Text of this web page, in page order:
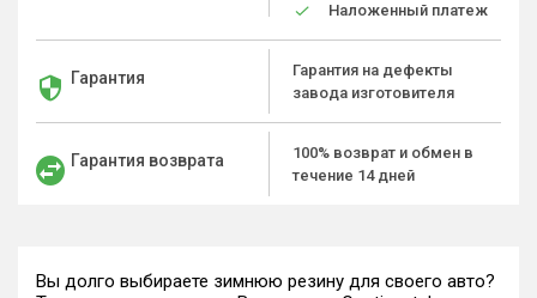
Наложенный платеж
Гарантия
Гарантия на дефекты
завода изготовителя
Гарантия возврата
100% возврат и обмен в
течение 14 дней
Вы долго выбираете зимнюю резину для своего авто?